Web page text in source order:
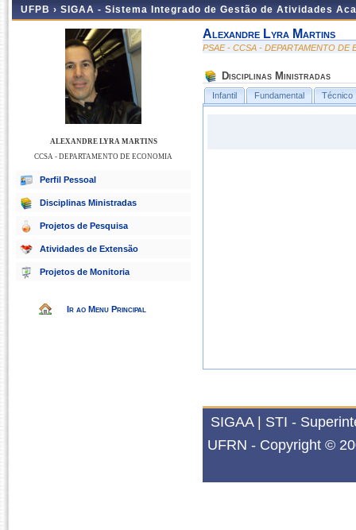
UFPB › SIGAA - Sistema Integrado de Gestão de Atividades
ALEXANDRE LYRA MARTINS
CCSA - DEPARTAMENTO DE ECONOMIA
Perfil Pessoal
Disciplinas Ministradas
Projetos de Pesquisa
Atividades de Extensão
Projetos de Monitoria
Ir ao Menu Principal
Alexandre Lyra Martins
PSAE - CCSA - DEPARTAMENTO DE
Disciplinas Ministradas
Infantil Fundamental Técnico
SIGAA | STI -
UFRN - Copyright ©